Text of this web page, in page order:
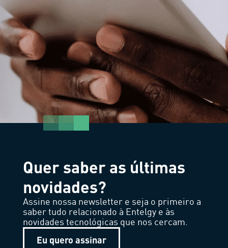
Quer saber as últimas
novidades?
Assine nossa newsletter e seja o primeiro a
saber tudo relacionado à Entelgy e às
novidades tecnológicas que nos cercam.
Eu quero assinar